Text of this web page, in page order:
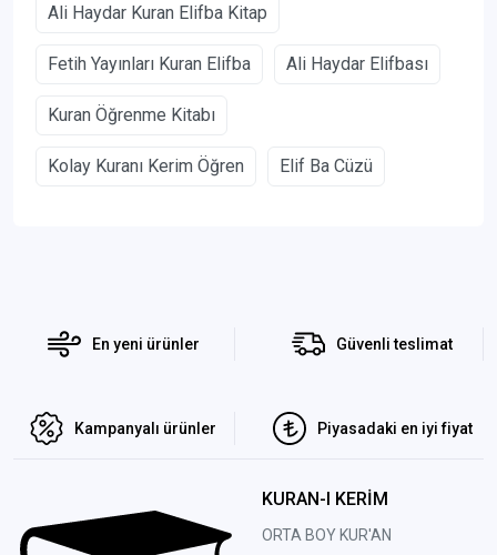
Ali Haydar Kuran Elifba Kitap
Fetih Yayınları Kuran Elifba Ali Haydar Elifbası
Kuran Öğrenme Kitabı
Kolay Kuranı Kerim Öğren Elif Ba Cüzü
En yeni ürünler Güvenli teslimat
Kampanyalı ürünler Piyasadaki en iyi fiyat
KURAN-I KERİM
ORTA BOY KUR'AN